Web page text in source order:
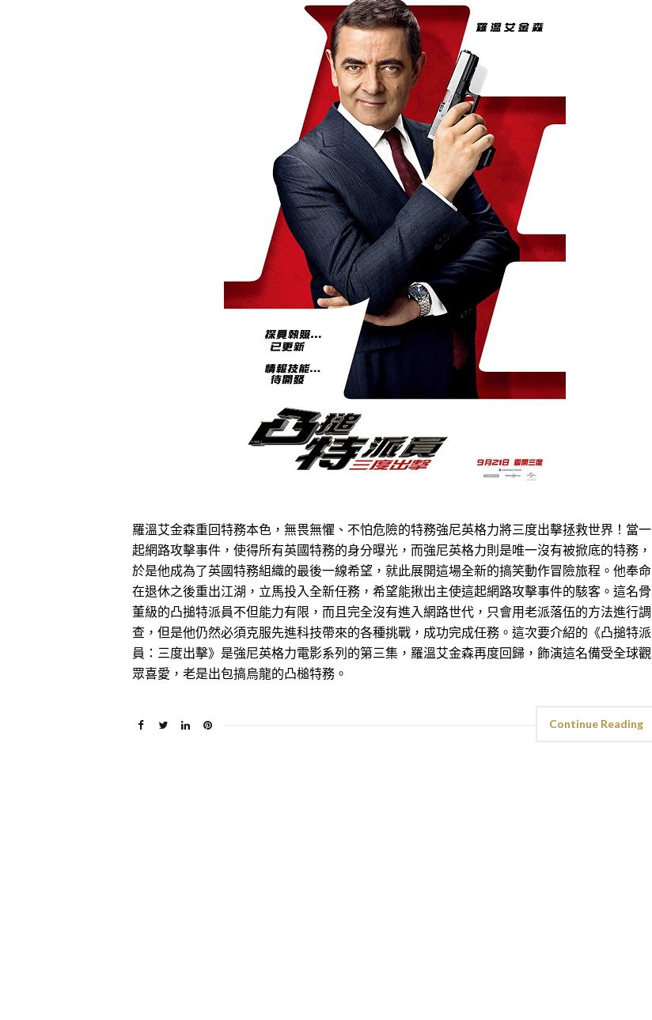
羅溫艾金森重回特務本色，無畏無懼、不怕危險的特務強尼英格力將三度出擊拯救世界！當一
起網路攻擊事件，使得所有英國特務的身分曝光，而強尼英格力則是唯一沒有被掀底的特務，
於是他成為了英國特務組織的最後一線希望，就此展開這場全新的搞笑動作冒險旅程。他奉命
在退休之後重出江湖，立馬投入全新任務，希望能揪出主使這起網路攻擊事件的駭客。這名骨
董級的凸搥特派員不但能力有限，而且完全沒有進入網路世代，只會用老派落伍的方法進行調
查，但是他仍然必須克服先進科技帶來的各種挑戰，成功完成任務。這次要介紹的《凸搥特派
員：三度出擊》是強尼英格力電影系列的第三集，羅溫艾金森再度回歸，飾演這名備受全球觀
眾喜愛，老是出包搞烏龍的凸槌特務。
Continue Reading